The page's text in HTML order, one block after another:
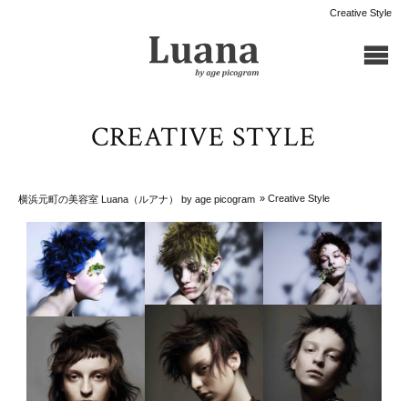
Creative Style
CREATIVE STYLE
横浜元町の美容室 Luana（ルアナ） by age picogram » Creative Style